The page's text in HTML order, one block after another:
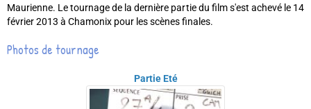
Maurienne. Le tournage de la dernière partie du film s'est achevé le 14
février 2013 à Chamonix pour les scènes finales.
Photos de tournage
Partie Eté